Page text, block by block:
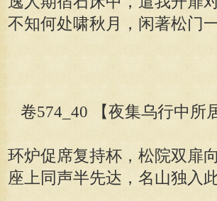
不知何处啸秋月，闲著松门
卷574_40 【夜集乌行中所
环炉促席复持杯，松院双扉
座上同声半先达，名山独入